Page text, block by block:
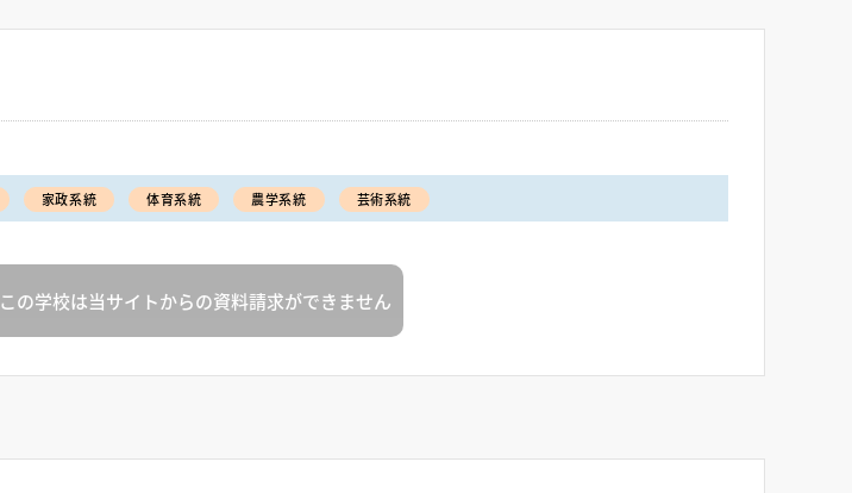
家政系統 体育系統 農学系統 芸術系統
この学校は当サイトからの資料請求ができません